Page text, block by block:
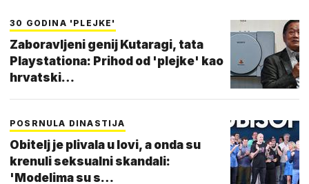
30 GODINA 'PLEJKE'
Zaboravljeni genij Kutaragi, tata
Playstationa: Prihod od 'plejke' kao
hrvatski…
POSRNULA DINASTIJA
Obitelj je plivala u lovi, a onda su
krenuli seksualni skandali:
'Modelima su s…